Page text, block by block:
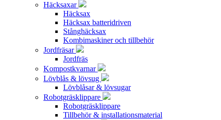
Häcksaxar
Häcksax
Häcksax batteridriven
Stånghäcksax
Kombimaskiner och tillbehör
Jordfräsar
Jordfräs
Kompostkvarnar
Lövblås & lövsug
Lövblåsar & lövsugar
Robotgräsklippare
Robotgräsklippare
Tillbehör & installationsmaterial